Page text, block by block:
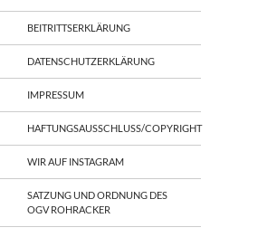
Rohracker e.V.
BEITRITTSERKLÄRUNG
DATENSCHUTZERKLÄRUNG
IMPRESSUM
HAFTUNGSAUSSCHLUSS/COPYRIGHT
WIR AUF INSTAGRAM
SATZUNG UND ORDNUNG DES
OGV ROHRACKER